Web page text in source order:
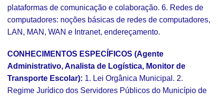
plataformas de comunicação e colaboração. 6. Redes de
computadores: noções básicas de redes de computadores,
LAN, MAN, WAN e Intranet, endereçamento.
CONHECIMENTOS ESPECÍFICOS (Agente
Administrativo, Analista de Logística, Monitor de
Transporte Escolar): 1. Lei Orgânica Municipal. 2.
Regime Jurídico dos Servidores Públicos do Município de